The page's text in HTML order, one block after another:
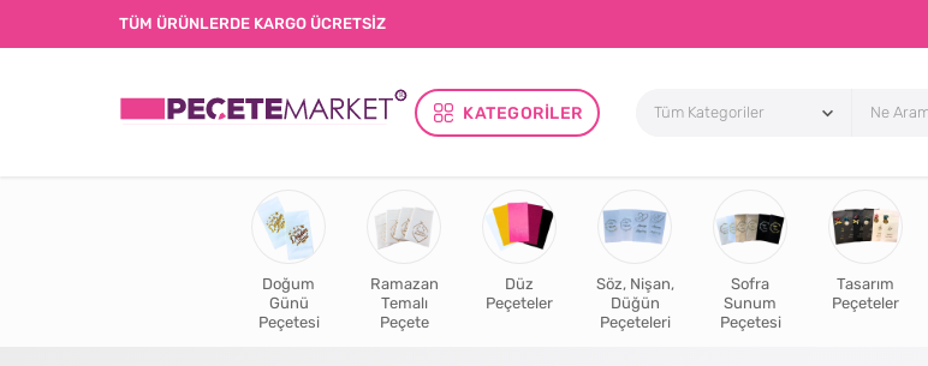
TÜM ÜRÜNLERDE KARGO ÜCRETSİZ
KATEGORILER
Doğum
Günü
Peçetesi
Ramazan
Temalı
Peçete
Düz
Peçeteler
Söz, Nişan,
Düğün
Peçeteleri
Sofra
Sunum
Peçetesi
Tasarım
Peçeteler